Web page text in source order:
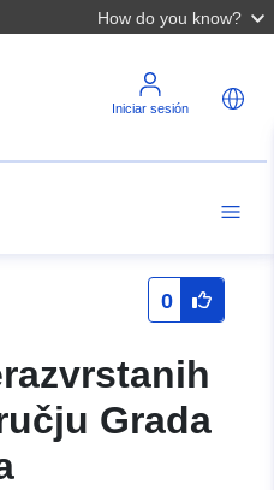
How do you know?
Iniciar sesión
0
Grada